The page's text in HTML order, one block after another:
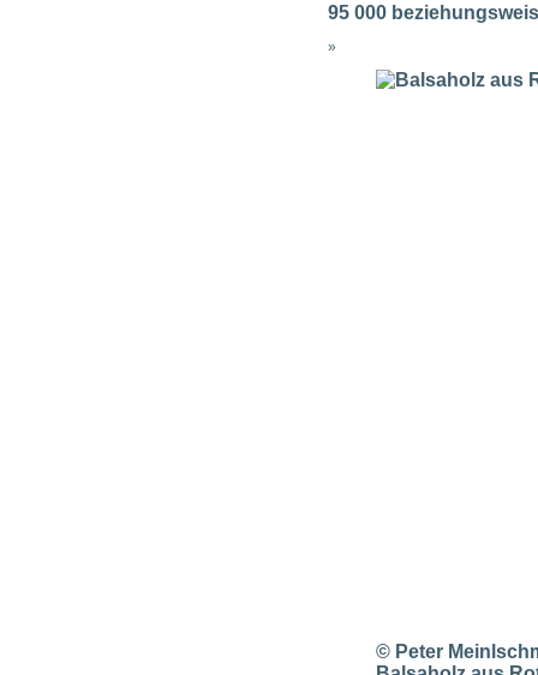
95 000
»
© Peter